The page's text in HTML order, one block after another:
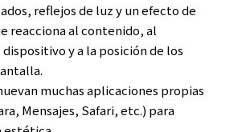
reflejos de luz y un efecto de
reacciona al contenido, al
y a la posición de los
muchas aplicaciones propias
Mensajes, Safari, etc.) para